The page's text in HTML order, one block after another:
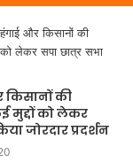
की
को लेकर
जोरदार प्रदर्शन